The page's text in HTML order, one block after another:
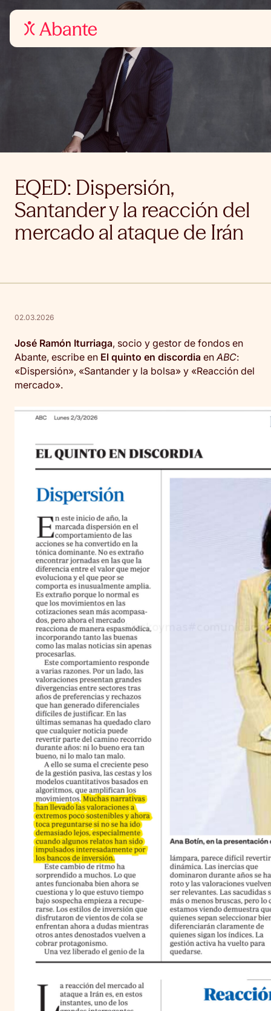
EQED: Dispersión,
Santander y la reacción del
mercado al ataque de Irán
02.03.2026
José Ramón Iturriaga, socio y gestor de fondos en
Abante, escribe en El quinto en discordia en ABC:
«Dispersión», «Santander y la bolsa» y «Reacción del
mercado».